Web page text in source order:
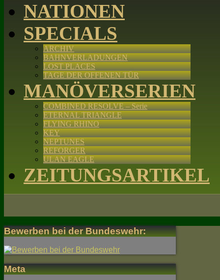
NATIONEN
SPECIALS
ARCHIV
BAHNVERLADUNGEN
LOST PLACES
TAGE DER OFFENEN TÜR
MANÖVERSERIEN
COMBINED RESOLVE – Serie
ETERNAL TRIANGLE
FLYING RHINO
KEY
NEPTUNES
REFORGER
ULAN EAGLE
ZEITUNGSARTIKEL
Bewerben bei der Bundeswehr:
Meta